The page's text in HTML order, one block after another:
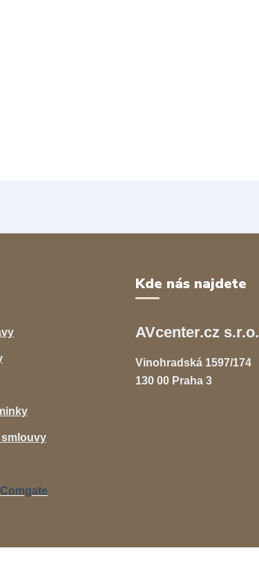
Kde nás najdete
AVcenter.cz s.r.o.
Vinohradská 1597/174
130 00 Praha 3